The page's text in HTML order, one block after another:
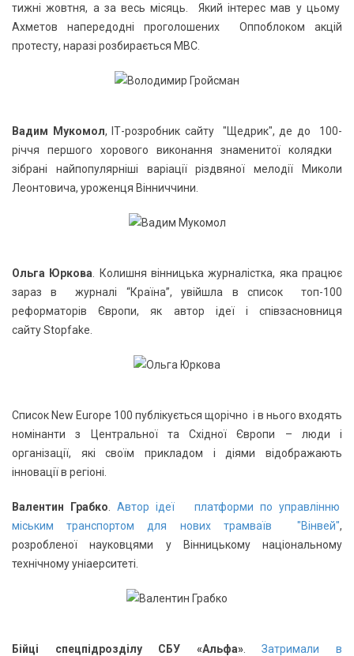
тижні жовтня, а за весь місяць. Який інтерес мав у цьому
Ахметов напередодні проголошених Оппоблоком акцій
протесту, наразі розбирається МВС.
Вадим Мукомол, ІТ-розробник сайту "Щедрик", де до 100-
річчя першого хорового виконання знаменитої колядки
зібрані найпопулярніші варіації різдвяної мелодії Миколи
Леонтовича, уроженця Вінниччини.
Ольга Юркова . Колишня вінницька журналістка, яка працює
зараз в журналі “Країна”, увійшла в список топ-100
реформаторів Європи, як автор ідеї і співзасновниця
сайту Stopfake.
Список New Europe 100 публікується щорічно і в нього входять
номінанти з Центральної та Східної Європи – люди і
організації, які своїм прикладом і діями відображають
інновації в регіоні.
Валентин Грабко .Автор ідеї платформи по управлінню
міським транспортом для нових трамваїв "Вінвей",
розробленої науковцями у Вінницькому національному
технічному уніаерситеті.
Бійці спецпідрозділу СБУ «Альфа».Затримали в